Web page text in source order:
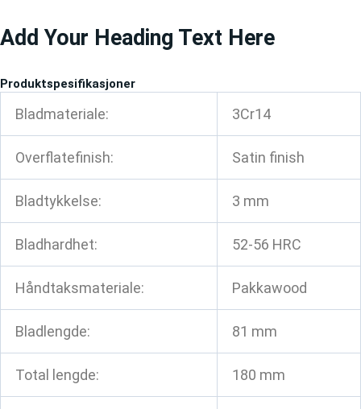
til
Add Your Heading Text Here
Produktspesifikasjoner
Bladmateriale: 3Cr14
Overflatefinish: Satin finish
Bladtykkelse: 3 mm
Bladhardhet: 52-56 HRC
Håndtaksmateriale: Pakkawood
Bladlengde: 81 mm
Total lengde: 180 mm